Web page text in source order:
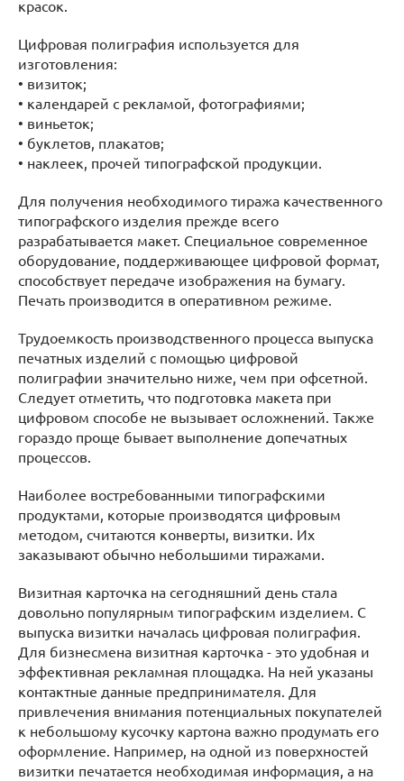
красок.
Цифровая полиграфия используется для
изготовления:
• визиток;
• календарей с рекламой, фотографиями;
• виньеток;
• буклетов, плакатов;
• наклеек, прочей типографской продукции.
Для получения необходимого тиража качественного
типографского изделия прежде всего
разрабатывается макет. Специальное современное
оборудование, поддерживающее цифровой формат,
способствует передаче изображения на бумагу.
Печать производится в оперативном режиме.
Трудоемкость производственного процесса выпуска
печатных изделий с помощью цифровой
полиграфии значительно ниже, чем при офсетной.
Следует отметить, что подготовка макета при
цифровом способе не вызывает осложнений. Также
гораздо проще бывает выполнение допечатных
процессов.
Наиболее востребованными типографскими
продуктами, которые производятся цифровым
методом, считаются конверты, визитки. Их
заказывают обычно небольшими тиражами.
Визитная карточка на сегодняшний день стала
довольно популярным типографским изделием. С
выпуска визитки началась цифровая полиграфия.
Для бизнесмена визитная карточка - это удобная и
эффективная рекламная площадка. На ней указаны
контактные данные предпринимателя. Для
привлечения внимания потенциальных покупателей
к небольшому кусочку картона важно продумать его
оформление. Например, на одной из поверхностей
визитки печатается необходимая информация, а на